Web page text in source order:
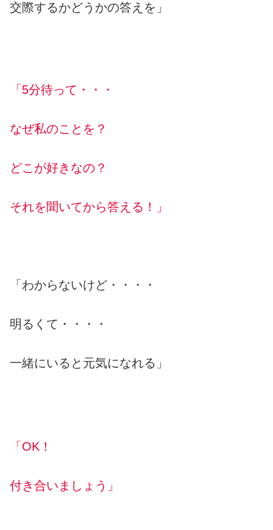
交際するかどうかの答えを」
「5分待って・・・
なぜ私のことを？
どこが好きなの？
それを聞いてから答える！」
「わからないけど・・・・
明るくて・・・・
一緒にいると元気になれる」
「OK！
付き合いましょう」